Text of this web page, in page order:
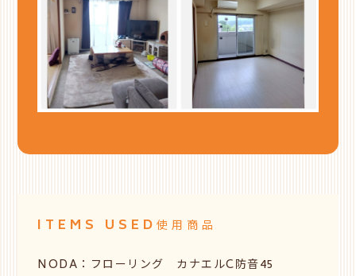
ITEMS USED使用商品
NODA：フローリング カナエルC防音45